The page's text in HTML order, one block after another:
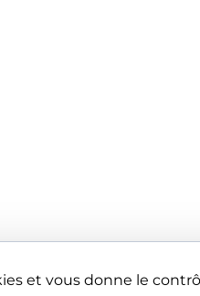
et vous donne le